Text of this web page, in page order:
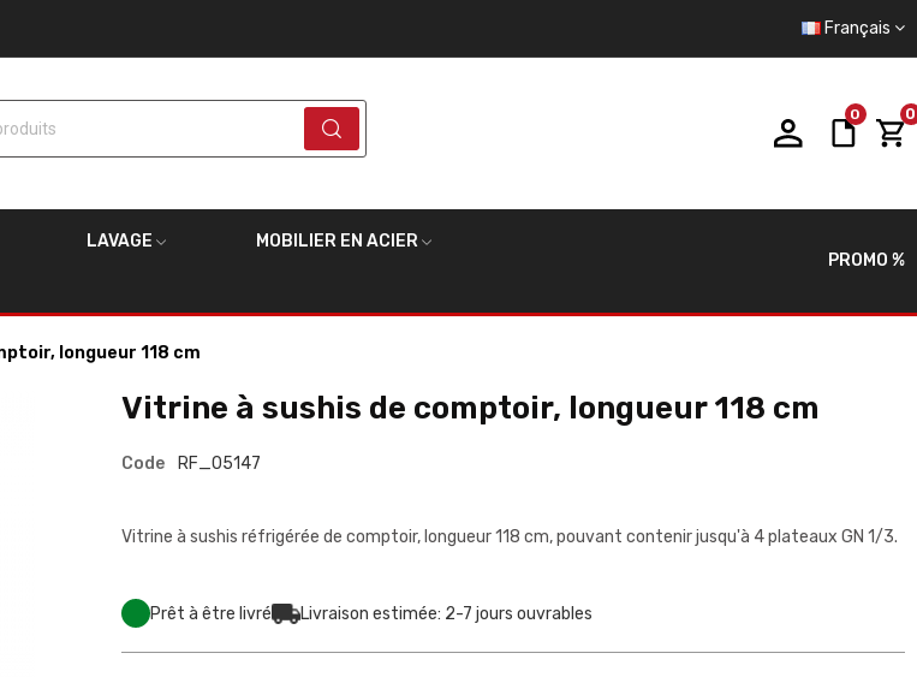
Français
0 0
LAVAGE
MOBILIER EN ACIER
PROMO %
longueur 118 cm
Vitrine à sushis de comptoir, longueur 118 cm
Code RF_05147
Vitrine à sushis réfrigérée de comptoir, longueur 118 cm, pouvant contenir jusqu'à 4 plateaux GN 1/3.
Prêt à être livré Livraison estimée: 2-7 jours ouvrables